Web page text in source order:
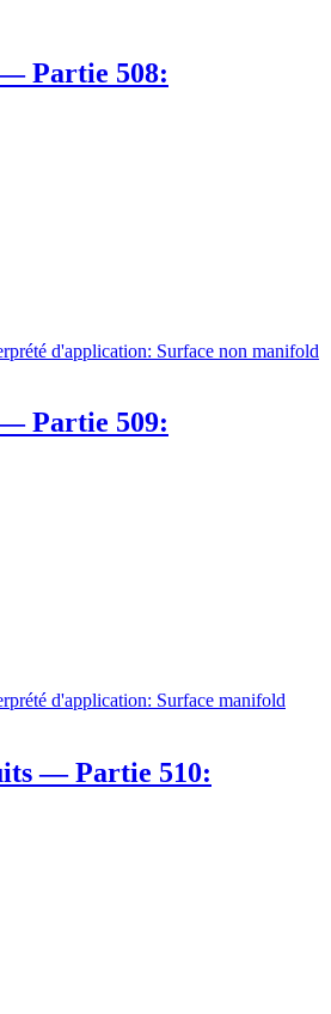
Partie 508:
d'application: Surface non manifold
Partie 509:
d'application: Surface manifold
— Partie 510: